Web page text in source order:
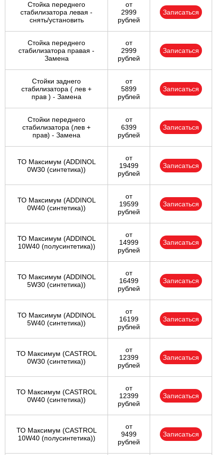
Стойка переднего
стабилизатора левая -
снять/установить
от
2999
рублей
Записаться
Стойка переднего
стабилизатора правая -
Замена
от
2999
рублей
Записаться
Стойки заднего
стабилизатора ( лев +
прав ) - Замена
от
5899
рублей
Записаться
Стойки переднего
стабилизатора (лев +
прав) - Замена
от
6399
рублей
Записаться
ТО Максимум (ADDINOL
0W30 (синтетика))
от
19499
рублей
Записаться
ТО Максимум (ADDINOL
0W40 (синтетика))
от
19599
рублей
Записаться
ТО Максимум (ADDINOL
10W40 (полусинтетика))
от
14999
рублей
Записаться
ТО Максимум (ADDINOL
5W30 (синтетика))
от
16499
рублей
Записаться
ТО Максимум (ADDINOL
5W40 (синтетика))
от
16199
рублей
Записаться
ТО Максимум (CASTROL
0W30 (синтетика))
от
12399
рублей
Записаться
ТО Максимум (CASTROL
0W40 (синтетика))
от
12399
рублей
Записаться
ТО Максимум (CASTROL
10W40 (полусинтетика))
от
9499
рублей
Записаться